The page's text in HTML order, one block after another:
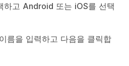
하고 Android 또는 iOS를 선택
름을 입력하고 다음을 클릭합